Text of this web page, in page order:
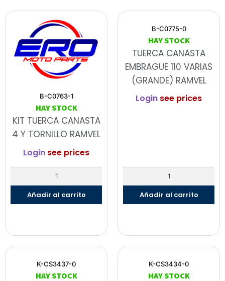
B-C0763-1
HAY STOCK
KIT TUERCA CANASTA
4 Y TORNILLO RAMVEL
Login see prices
Añadir al carrito
B-C0775-0
HAY STOCK
TUERCA CANASTA
EMBRAGUE 110 VARIAS
(GRANDE) RAMVEL
Login see prices
Añadir al carrito
K-CS3437-0
HAY STOCK
K-CS3434-0
HAY STOCK